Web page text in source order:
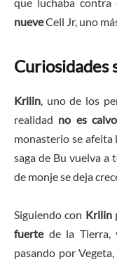
nueveCell Jr, uno
Curiosidades
Krilin , uno de los
realidad no es
monasterio se afeita
saga de Bu vuelva a
de monje se deja
Siguiendo con Krilin
fuertede la Tierra,
pasando por